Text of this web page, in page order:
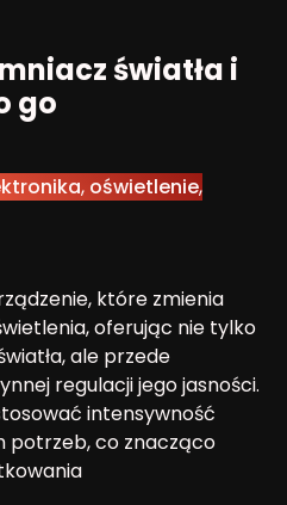
światła i
go
, oświetlenie,
które zmienia
oferując nie tylko
ale przede
regulacji jego jasności.
intensywność
potrzeb, co znacząco